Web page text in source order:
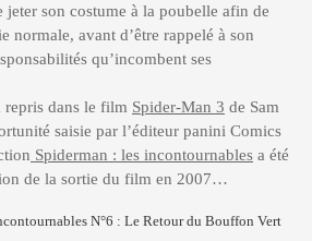
jeter son costume à la poubelle afin de
normale, avant d’être rappelé à son
qu’incombent ses
repris dans le film Spider-Man 3 de Sam
saisie par l’éditeur panini Comics
Spiderman : les incontournables a été
de la sortie du film en 2007…
N°6 : Le Retour du Bouffon Vert